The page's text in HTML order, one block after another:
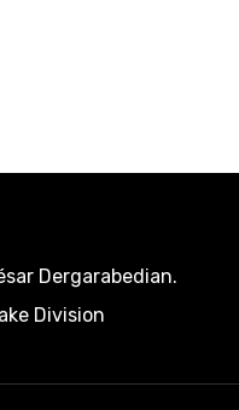
Dergarabedian.
Division